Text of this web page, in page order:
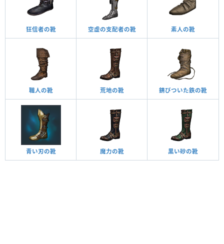
狂信者の靴 空虚の支配者の靴 素人の靴
職人の靴 荒地の靴 錆びついた鉄の靴
青い刃の靴 魔力の靴 黒い砂の靴